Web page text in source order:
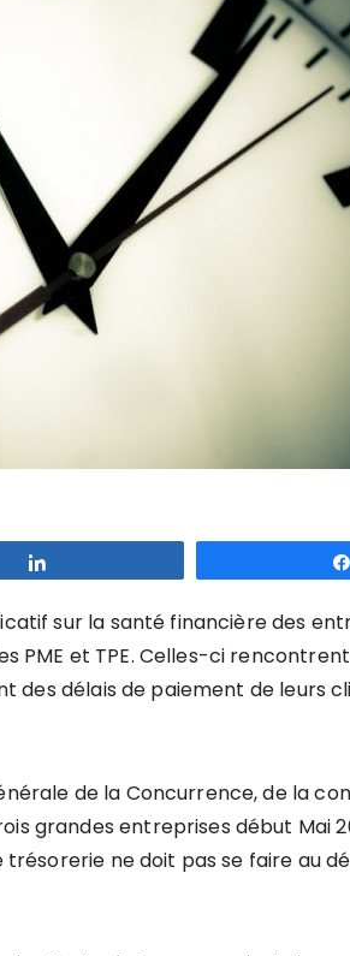
sur la santé financière des
PME et TPE. Celles-ci
des délais de paiement de leurs
de la Concurrence, de la
grandes entreprises début Mai
trésorerie ne doit pas se faire au